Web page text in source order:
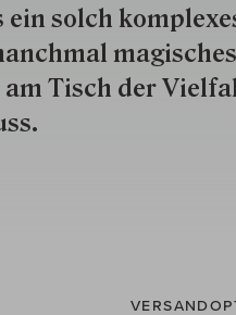
ein solch
am Tisch der